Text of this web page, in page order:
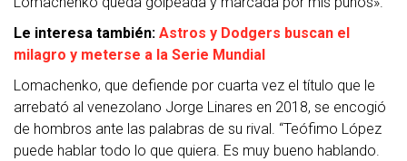
Le interesa también: Astros y Dodgers buscan el
milagro y meterse a la Serie Mundial
Lomachenko, que defiende por cuarta vez el título que le
arrebató al venezolano Jorge Linares en 2018, se encogió
de hombros ante las palabras de su rival. “Teófimo López
puede hablar todo lo que quiera. Es muy bueno hablando.